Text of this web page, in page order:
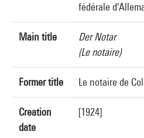
fédérale
Main title
Der Notar
(Le notaire)
Former title Le notaire de
Creation
date
[1924]